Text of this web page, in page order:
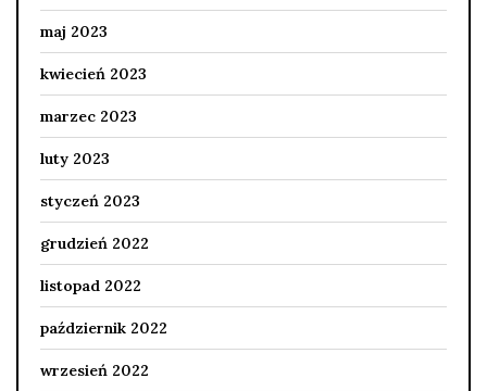
maj 2023
kwiecień 2023
marzec 2023
luty 2023
styczeń 2023
grudzień 2022
listopad 2022
październik 2022
wrzesień 2022